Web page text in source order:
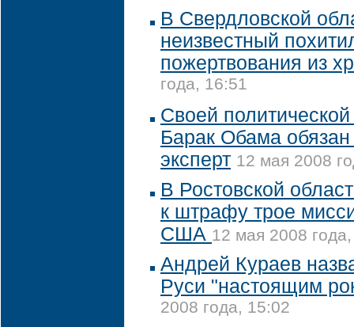
В Свердловской
неизвестный
пожертвования из
года, 16:51
Своей
Барак Обама обязан
эксперт 12 мая 2008
В Ростовской
к штрафу трое
США 12 мая 2008
Андрей Кураев
Руси "настоящим
2008 года, 15:02